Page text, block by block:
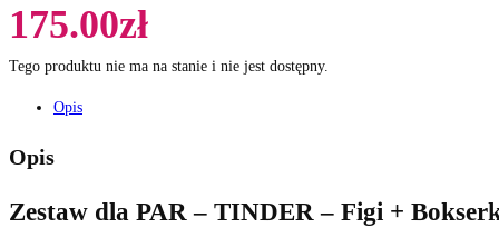
175.00zł
Tego produktu nie ma na stanie i nie jest dostępny.
Opis
Opis
Zestaw dla PAR – TINDER – Figi +